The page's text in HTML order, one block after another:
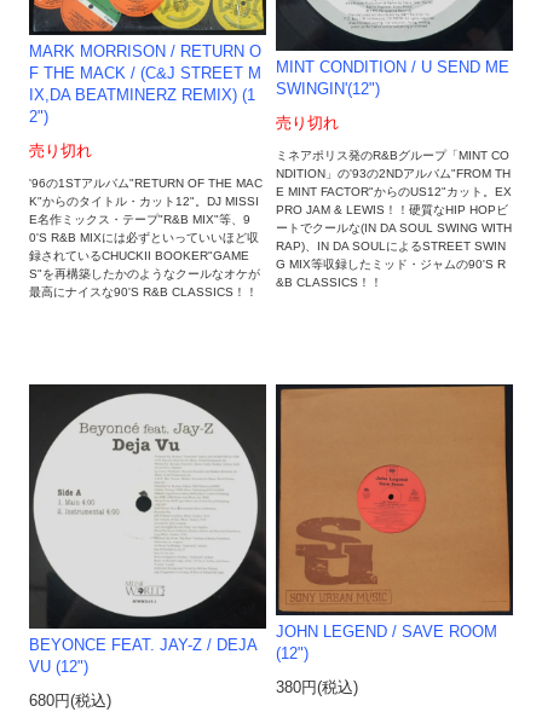
MARK MORRISON ‎/ RETURN O
F THE MACK / (C&J STREET M
IX,DA BEATMINERZ REMIX) (1
2")
売り切れ
'96の1STアルバム"RETURN OF THE MAC
K"からのタイトル・カット12"。DJ MISSI
E名作ミックス・テープ"R&B MIX"等、9
0'S R&B MIXには必ずといっていいほど収
録されているCHUCKII BOOKER"GAME
S"を再構築したかのようなクールなオケが
最高にナイスな90'S R&B CLASSICS！！
MINT CONDITION / U SEND ME
SWINGIN'(12")
売り切れ
ミネアポリス発のR&Bグループ「MINT CO
NDITION」の'93の2NDアルバム"FROM TH
E MINT FACTOR"からのUS12"カット。EX
PRO JAM & LEWIS！！硬質なHIP HOPビ
ートでクールな(IN DA SOUL SWING WITH
RAP)、IN DA SOULによるSTREET SWIN
G MIX等収録したミッド・ジャムの90'S R
&B CLASSICS！！
BEYONCE FEAT. JAY-Z / DEJA
VU (12")
680円(税込)
JOHN LEGEND / SAVE ROOM
(12")
380円(税込)